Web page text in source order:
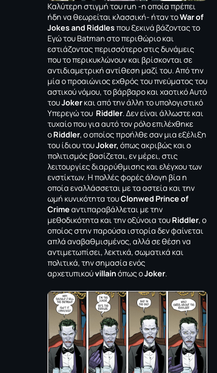
Καλύτερη στιγμή του run -η οποία πρέπει
ήδη να θεωρείται κλασσική- ήταν τοWar of
Jokes and Riddlesπου ξεκινά βάζοντας το
Εγώ του Batman στο περιθώριο και
εστιάζοντας περισσότερο στις δυνάμεις
που το περικυκλώνουν και βρίσκονται σε
αντιδιαμετρική αντίθεση μαζί του. Από την
μία ο προαιώνιος εχθρός του πνεύματος του
αστικού νόμου, το βάρβαρο και χαοτικό Αυτό
τουJokerκαι από την άλλη το υπολογιστικό
Υπερεγώ του Riddler. Δεν είναι άλλωστε και
τυχαίο που για αυτό τον ρόλο επιλέχθηκε
οRiddler, ο οποίος προήλθε σαν μια εξέλιξη
του ίδιου τουJoker, όπως ακριβώς και ο
πολιτισμός βασίζεται, εν μέρει, στις
λειτουργίες διαρρύθμισης και ελέγχου των
ενστίκτων. Η πολλές φορές άλογη βία η
οποία εναλλάσσεται με τα αστεία και την
ωμή κυνικότητα τουClonwed Prince of
Crimeαντιπαραβάλλεται με την
μεθοδικότητα και την οξύνοια τουRiddler, ο
οποίος στην παρούσα ιστορία δεν φαίνεται
απλά αναβαθμισμένος, αλλά σε θέση να
αντιμετωπίσει, λεκτικά, σωματικά και
πολιτικά, την σημασία ενός
αρχετυπικούvillainόπως οJoker.